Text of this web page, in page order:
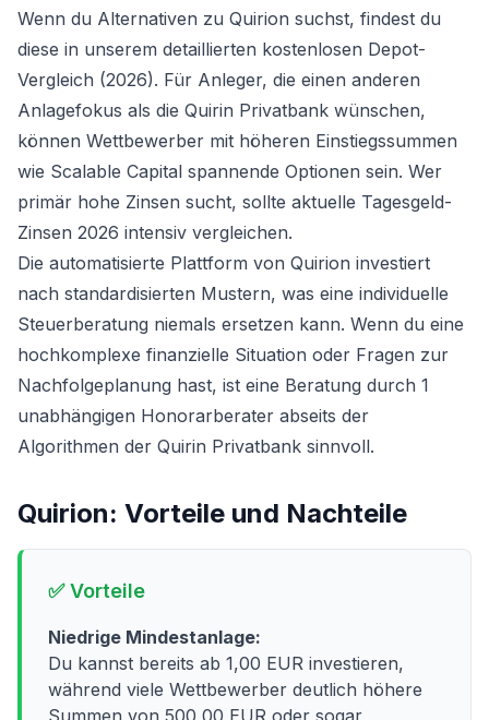
Wenn du Alternativen zu Quirion suchst, findest du
diese in unserem detaillierten kostenlosen Depot-
Vergleich (2026). Für Anleger, die einen anderen
Anlagefokus als die Quirin Privatbank wünschen,
können Wettbewerber mit höheren Einstiegssummen
wie Scalable Capital spannende Optionen sein. Wer
primär hohe Zinsen sucht, sollte aktuelle Tagesgeld-
Zinsen 2026 intensiv vergleichen.
Die automatisierte Plattform von Quirion investiert
nach standardisierten Mustern, was eine individuelle
Steuerberatung niemals ersetzen kann. Wenn du eine
hochkomplexe finanzielle Situation oder Fragen zur
Nachfolgeplanung hast, ist eine Beratung durch 1
unabhängigen Honorarberater abseits der
Algorithmen der Quirin Privatbank sinnvoll.
Quirion: Vorteile und Nachteile
✅ Vorteile
Niedrige Mindestanlage:
Du kannst bereits ab 1,00 EUR investieren,
während viele Wettbewerber deutlich höhere
Summen von 500,00 EUR oder sogar